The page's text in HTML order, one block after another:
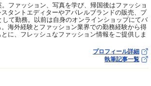
。ファッション、写真を学び、帰国後はファッショ
スタントエディターやアパレルブランドの販売、プ
して勤務。以前は自身のオンラインショップにてバ
。海外経験とファッション業界での勤務経験から得
に、フレッシュなファッション情報をご提供しま
プロフィール詳細
執筆記事一覧